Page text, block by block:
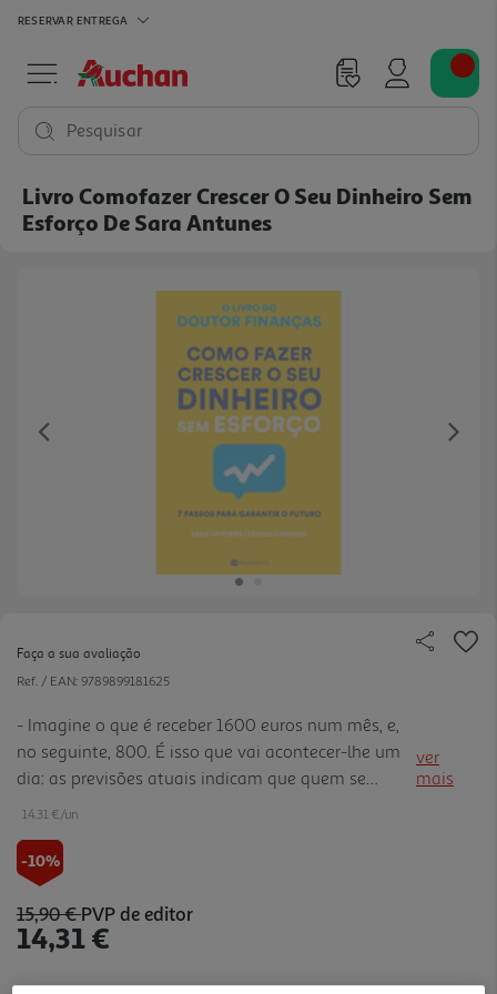
RESERVAR ENTREGA
Pesquisar
Livro Comofazer Crescer O Seu Dinheiro Sem
Esforço De Sara Antunes
Previous
Faça a sua avaliação
Ref. / EAN: 9789899181625
- Imagine o que é receber 1600 euros num mês, e,
no seguinte, 800. É isso que vai acontecer-lhe um
dia: as previsões atuais indicam que quem se
reformar daqui a 20 anos vai receber cerca de
su!ciente poupar. Tod os os analistas o dizem:
investir é, hoje, urgente e obrigatório para garantir
o seu futuro e a sua sobrevivência. - Na linguagem
descomplicada a que já habituaram o público, o
ver
mais
14.31 €/un
-10%
15,90 €PVP de editor
14,31 €